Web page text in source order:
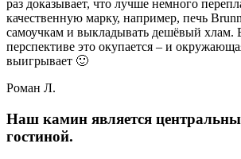
раз доказывает, что лучше немного
качественную марку, например, печь
самоучкам и выкладывать дешёвый хлам.
перспективе это окупается – и
выигрывает 🙂
Роман Л.
Наш камин является
гостиной.